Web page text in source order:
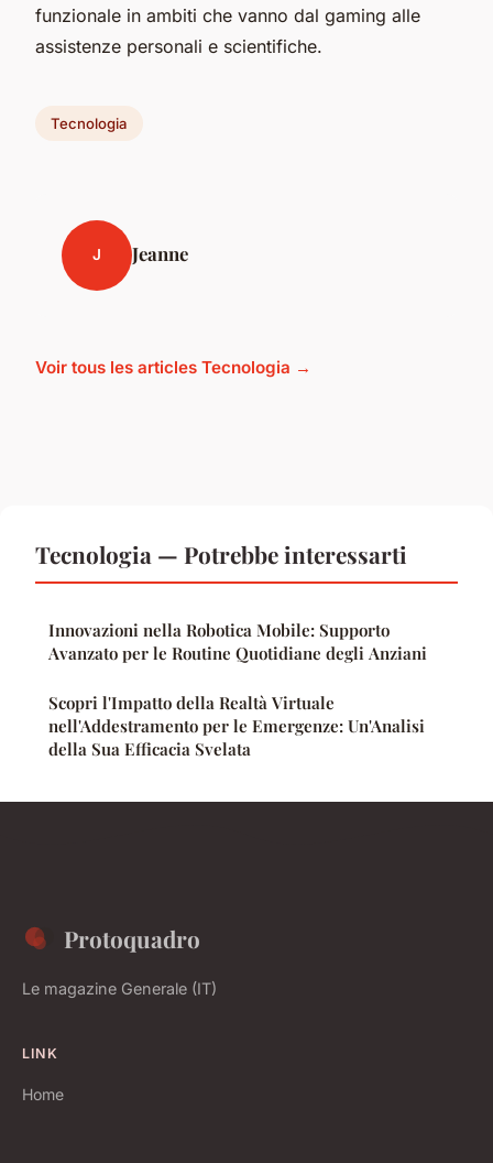
funzionale in ambiti che vanno dal gaming alle
assistenze personali e scientifiche.
Tecnologia
J Jeanne
Voir tous les articles Tecnologia →
Tecnologia — Potrebbe interessarti
Innovazioni nella Robotica Mobile: Supporto
Avanzato per le Routine Quotidiane degli Anziani
Scopri l'Impatto della Realtà Virtuale
nell'Addestramento per le Emergenze: Un'Analisi
della Sua Efficacia Svelata
Protoquadro
Le magazine Generale (IT)
LINK
Home